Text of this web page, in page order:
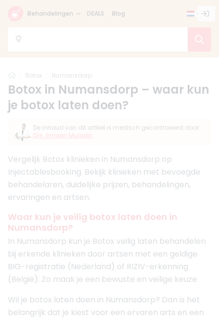
Behandelingen DEALS Blog
Home
Botox Numansdorp
Botox in Numansdorp – waar kun
je botox laten doen?
De inhoud van dit artikel is medisch gecontroleerd door:
Drs. Imraan Muradin
Vergelijk Botox klinieken in Numansdorp op
Injectablesbooking. Bekijk klinieken met bevoegde
behandelaren, duidelijke prijzen, behandelingen,
ervaringen en artsen.
Waar kun je veilig botox laten doen in
Numansdorp?
In Numansdorp kun je Botox veilig laten behandelen
bij erkende klinieken door artsen met een geldige
BIG-registratie (Nederland) of RIZIV-erkenning
(België). Zo maak je een bewuste en veilige keuze.
Wil je botox laten doen in Numansdorp? Dan is het
belangrijk dat je kiest voor een ervaren arts en een